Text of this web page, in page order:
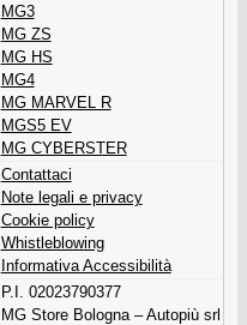
MG3
MG ZS
MG HS
MG4
MG MARVEL R
MGS5 EV
MG CYBERSTER
Contattaci
Note legali e privacy
Cookie policy
Whistleblowing
Informativa Accessibilità
P.I. 02023790377
MG Store Bologna – Autopiù srl